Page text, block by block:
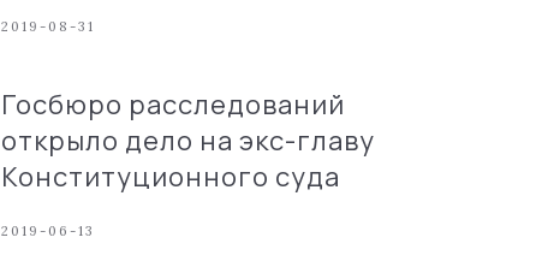
2019-08-31
Госбюро расследований
открыло дело на экс-главу
Конституционного суда
2019-06-13